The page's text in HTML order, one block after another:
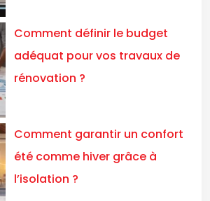
Comment définir le budget
adéquat pour vos travaux de
rénovation ?
Comment garantir un confort
été comme hiver grâce à
l’isolation ?